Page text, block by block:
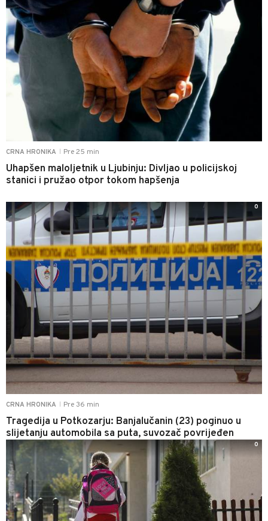
CRNA HRONIKA Pre 25 min
Uhapšen maloljetnik u Ljubinju: Divljao u policijskoj
stanici i pružao otpor tokom hapšenja
CRNA HRONIKA Pre 36 min
Tragedija u Potkozarju: Banjalučanin (23) poginuo u
slijetanju automobila sa puta, suvozač povrijeđen
0
0